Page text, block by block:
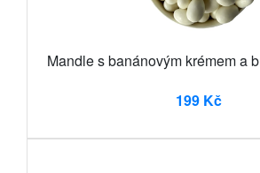
Mandle s banánovým krémem a
199 Kč